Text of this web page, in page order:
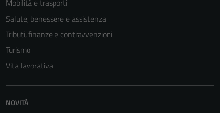
Mobilità e trasporti
Salute, benessere e assistenza
Tributi, finanze e contravvenzioni
Turismo
Vita lavorativa
NOVITÀ